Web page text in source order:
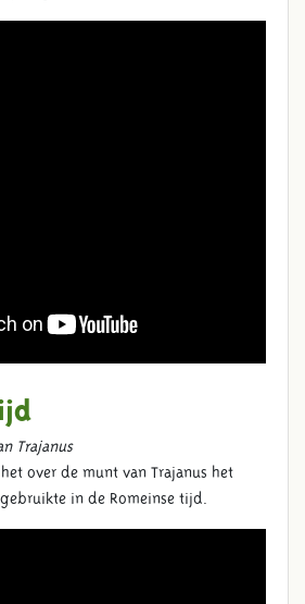
Trajanus
over de munt van Trajanus het
in de Romeinse tijd.